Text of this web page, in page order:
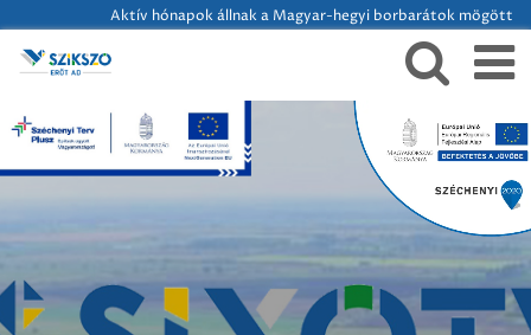
Aktív hónapok állnak a Magyar-hegyi borbarátok mögött